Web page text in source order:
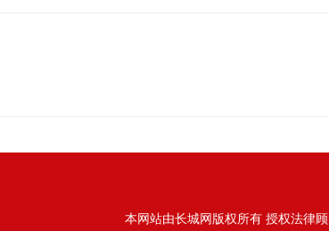
本网站由长城网版权所有 授权法律